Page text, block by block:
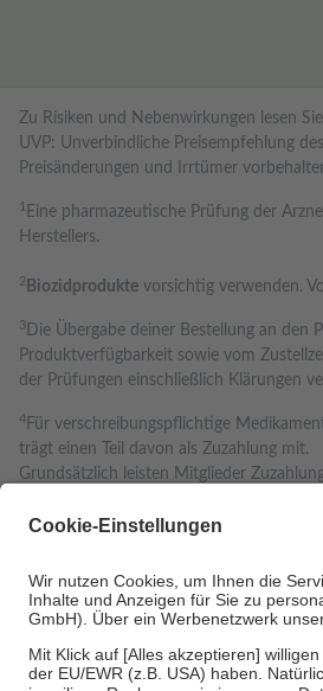
Zu Risiken und Nebenwirkungen lesen
UVP: Unverbindliche Preisempfehlung
Preisänderungen und Irrtümer
1 Eine pharmazeutische Prüfung der
Herstellers.
2 Biozidprodukte vorsichtig verwenden.
3 Die Übergabe deiner Bestellung an
Produktverfügbarkeit sowie vom
der Prüfungen einschließlich Klärungen
4 Für verschreibungspflichtige
trägt einen Teil davon als Zuzahlung mit.
Grundsätzlich leisten Mitglieder
Diese Regeln gelten grundsätzlich auch
Um das Engagement der Versicherten
• Kindern und Jugendlichen bis zum
• Untersuchungen zur Vorsorge und
• empfohlenen Schutzimpfungen
• Harn- und Blutteststreifen